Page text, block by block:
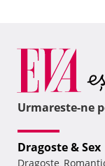
Urmareste-ne
Dragoste & Sex
Dragoste,